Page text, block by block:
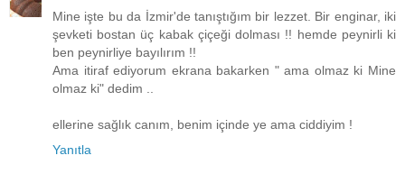
Mine işte bu da İzmir'de tanıştığım bir lezzet. Bir enginar, iki
şevketi bostan üç kabak çiçeği dolması !! hemde peynirli ki
ben peynirliye bayılırım !!
Ama itiraf ediyorum ekrana bakarken " ama olmaz ki Mine
olmaz ki" dedim ..
ellerine sağlık canım, benim içinde ye ama ciddiyim !
Yanıtla